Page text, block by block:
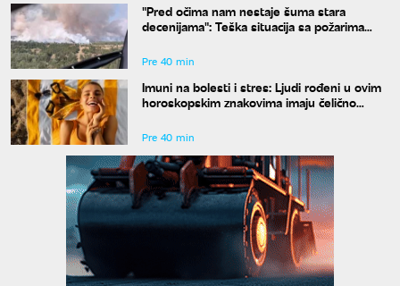
"Pred očima nam nestaje šuma stara
decenijama": Teška situacija sa požarima
Pre 40 min
Imuni na bolesti i stres: Ljudi rođeni u ovim
horoskopskim znakovima imaju čelično
Pre 40 min